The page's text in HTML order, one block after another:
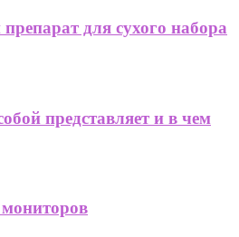
для сухого набора
представляет и в чем